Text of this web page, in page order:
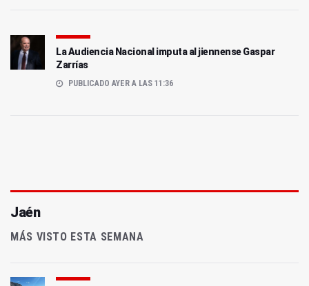
La Audiencia Nacional imputa al jiennense Gaspar
Zarrías
PUBLICADO AYER A LAS 11:36
Jaén
MÁS VISTO ESTA SEMANA